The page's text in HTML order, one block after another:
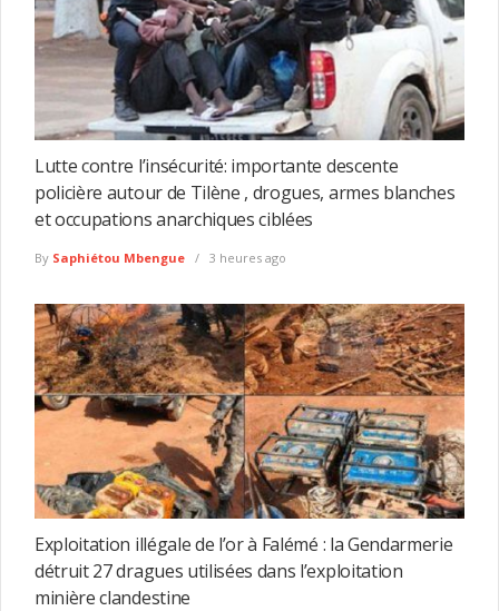
Lutte contre l’insécurité: importante descente
policière autour de Tilène , drogues, armes blanches
et occupations anarchiques ciblées
By Saphiétou Mbengue 3 heures ago
Exploitation illégale de l’or à Falémé : la Gendarmerie
détruit 27 dragues utilisées dans l’exploitation
minière clandestine